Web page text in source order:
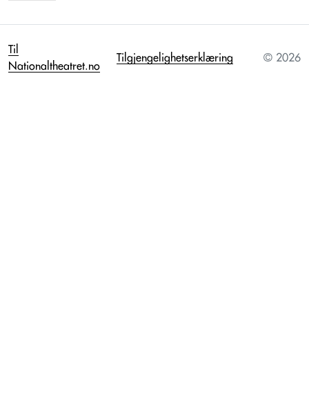
Til
Nationaltheatret.no
Tilgjengelighetserklæring © 2026